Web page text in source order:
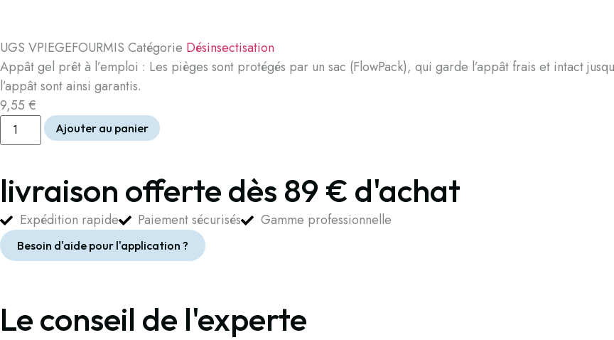
UGS VPIEGEFOURMIS Catégorie Désinsectisation
Appât gel prêt à l’emploi : Les pièges sont protégés par un sac (FlowPack), qui garde l’appât frais et intact
l’appât sont ainsi garantis.
9,55 €
Ajouter au panier
livraison offerte dès 89 € d'achat
Expédition rapide Paiement sécurisés Gamme professionnelle
Besoin d'aide pour l'application ?
Le conseil de l'experte